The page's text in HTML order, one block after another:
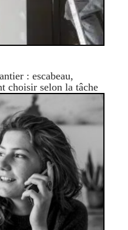
: escabeau,
choisir selon la tâche